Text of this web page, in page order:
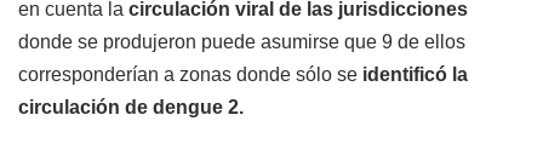
en cuenta la circulación viral de las jurisdicciones
donde se produjeron puede asumirse que 9 de ellos
corresponderían a zonas donde sólo se identificó la
circulación de dengue 2.